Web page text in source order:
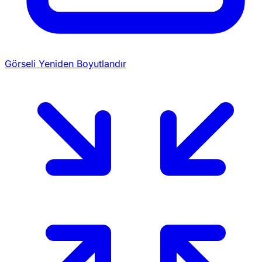
Görseli Yeniden Boyutlandır